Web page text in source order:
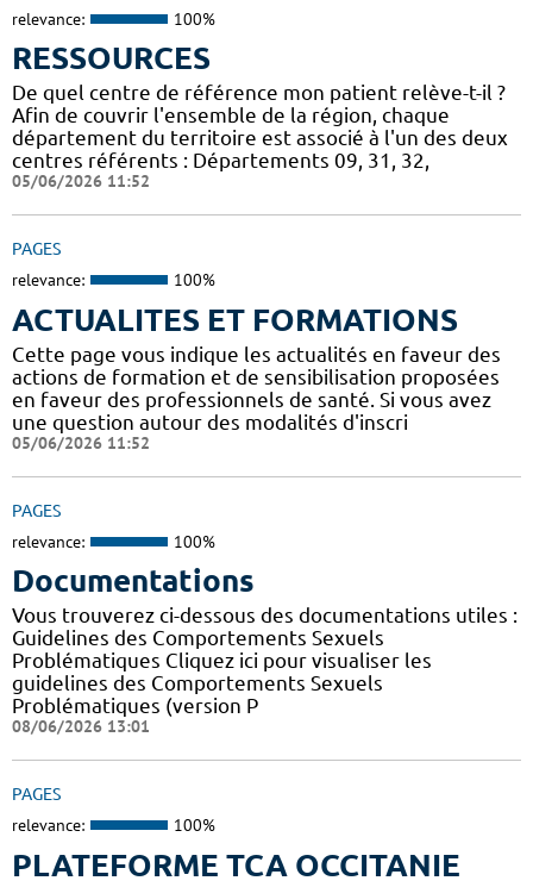
relevance: 100%
RESSOURCES
De quel centre de référence mon patient relève-t-il ?
Afin de couvrir l'ensemble de la région, chaque
département du territoire est associé à l'un des deux
centres référents : Départements 09, 31, 32,
05/06/2026 11:52
PAGES
relevance: 100%
ACTUALITES ET FORMATIONS
Cette page vous indique les actualités en faveur des
actions de formation et de sensibilisation proposées
en faveur des professionnels de santé. Si vous avez
une question autour des modalités d'inscri
05/06/2026 11:52
PAGES
relevance: 100%
Documentations
Vous trouverez ci-dessous des documentations utiles :
Guidelines des Comportements Sexuels
Problématiques Cliquez ici pour visualiser les
guidelines des Comportements Sexuels
Problématiques (version P
08/06/2026 13:01
PAGES
relevance: 100%
PLATEFORME TCA OCCITANIE